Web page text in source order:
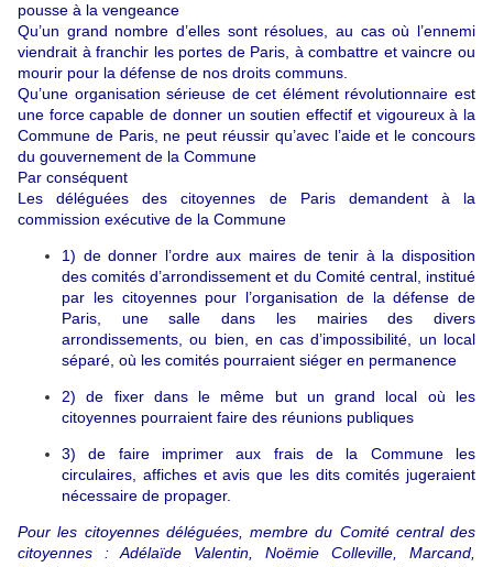
pousse à la vengeance
Qu’un grand nombre d’elles sont résolues, au cas où l’ennemi
viendrait à franchir les portes de Paris, à combattre et vaincre ou
mourir pour la défense de nos droits communs.
Qu’une organisation sérieuse de cet élément révolutionnaire est
une force capable de donner un soutien effectif et vigoureux à la
Commune de Paris, ne peut réussir qu’avec l’aide et le concours
du gouvernement de la Commune
Par conséquent
Les déléguées des citoyennes de Paris demandent à la
commission exécutive de la Commune
1) de donner l’ordre aux maires de tenir à la disposition
des comités d’arrondissement et du Comité central, institué
par les citoyennes pour l’organisation de la défense de
Paris, une salle dans les mairies des divers
arrondissements, ou bien, en cas d’impossibilité, un local
séparé, où les comités pourraient siéger en permanence
2) de fixer dans le même but un grand local où les
citoyennes pourraient faire des réunions publiques
3) de faire imprimer aux frais de la Commune les
circulaires, affiches et avis que les dits comités jugeraient
nécessaire de propager.
Pour les citoyennes déléguées, membre du Comité central des
citoyennes : Adélaïde Valentin, Noëmie Colleville, Marcand,